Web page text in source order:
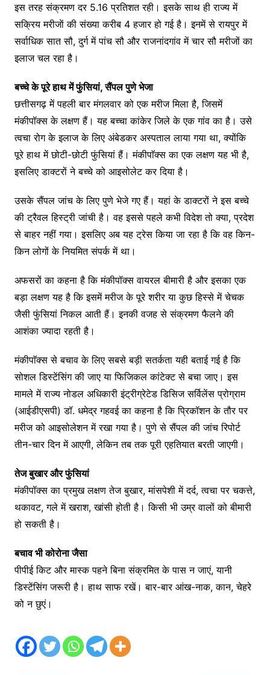
इस तरह संक्रमण दर 5.16 प्रतिशत रही। इसके साथ ही राज्य में
सक्रिय मरीजाें की संख्या करीब 4 हजार हो गई है। इनमें से रायपुर में
सर्वाधिक सात सौ, दुर्ग में पांच सौ और राजनांदगांव में चार सौ मरीजों का
इलाज चल रहा है।
बच्चे के पूरे हाथ में फुंसियां, सैंपल पुणे भेजा
छत्तीसगढ़ में पहली बार मंगलवार को एक मरीज मिला है, जिसमें
मंकीपॉक्स के लक्षण हैं। यह बच्चा कांकेर जिले के एक गांव का है। उसे
त्वचा रोग के इलाज के लिए अंबेडकर अस्पताल लाया गया था, क्योंकि
पूरे हाथ में छोटी-छोटी फुंसियां हैं। मंकीपाॅक्स का एक लक्षण यह भी है,
इसलिए डाक्टरों ने बच्चे को आइसोलेट कर दिया है।
उसके सैंपल जांच के लिए पुणे भेजे गए हैं। यहां के डाक्टरों ने इस बच्चे
की ट्रैवल हिस्ट्री जांची है। वह इससे पहले कभी विदेश तो क्या, प्रदेश
से बाहर नहीं गया। इसलिए अब यह ट्रेस किया जा रहा है कि वह किन-
किन लोगों के नियमित संपर्क में था।
अफसरों का कहना है कि मंकीपॉक्स वायरल बीमारी है और इसका एक
बड़ा लक्षण यह है कि इसमें मरीज के पूरे शरीर या कुछ हिस्से में चेचक
जैसी फुंसियां निकल आती हैं। इनकी वजह से संक्रमण फैलने की
आशंका ज्यादा रहती है।
मंकीपाॅक्स से बचाव के लिए सबसे बड़ी सतर्कता यही बताई गई है कि
सोशल डिस्टेंसिंग की जाए या फिजिकल कांटेक्ट से बचा जाए। इस
मामले में राज्य नोडल अधिकारी इंट्रीग्रेटेड डिसिज सर्विलेंस प्रोग्राम
(आईडीएसपी) डॉ. धमेद्र गहवई का कहना है कि प्रिकॉशन के तौर पर
मरीज को आइसोलेशन में रखा गया है। पुणे से सैंपल की जांच रिपोर्ट
तीन-चार दिन में आएगी, लेकिन तब तक पूरी एहतियात बरती जाएगी।
तेज बुखार और फुंसियां
मंकीपॉक्स का प्रमुख लक्षण तेज बुखार, मांसपेशी में दर्द, त्वचा पर चकत्ते,
थकावट, गले में खराश, खांसी होती है। किसी भी उम्र वालों को बीमारी
हो सकती है।
बचाव भी कोरोना जैसा
पीपीई किट और मास्क पहने बिना संक्रमित के पास न जाएं, यानी
डिस्टेंसिंग जरूरी है। हाथ साफ रखें। बार-बार आंख-नाक, कान, चेहरे
को न छुएं।